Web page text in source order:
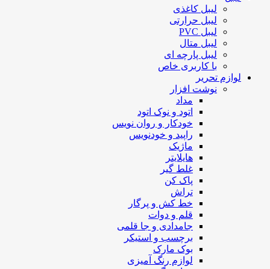
لیبل کاغذی
لیبل حرارتی
لیبل PVC
لیبل متال
لیبل پارچه ای
با کاربری خاص
لوازم تحریر
نوشت افزار
مداد
اتود و نوک اتود
خودکار و روان نویس
راپید و خودنویس
ماژیک
هایلایتر
غلط گیر
پاک کن
تراش
خط کش و پرگار
قلم و دوات
جامدادی و جا قلمی
برچسب و استیکر
بوک مارک
لوازم رنگ آمیزی